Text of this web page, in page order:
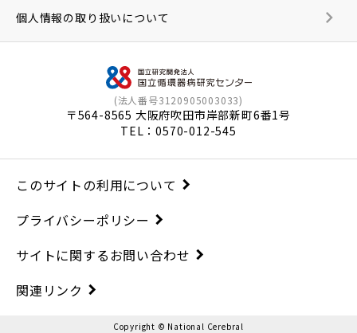
(法人番号3120905003033)
〒564-8565 大阪府吹田市岸部新町6番1号
TEL：0570-012-545
個人情報の取り扱いについて
このサイトの利用について
プライバシーポリシー
サイトに関するお問い合わせ
関連リンク
Copyright © National Cerebral